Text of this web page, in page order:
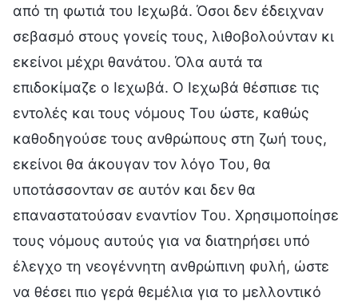
από τη φωτιά του Ιεχωβά. Όσοι δεν έδειχναν
σεβασμό στους γονείς τους, λιθοβολούνταν κι
εκείνοι μέχρι θανάτου. Όλα αυτά τα
επιδοκίμαζε ο Ιεχωβά. Ο Ιεχωβά θέσπισε τις
εντολές και τους νόμους Του ώστε, καθώς
καθοδηγούσε τους ανθρώπους στη ζωή τους,
εκείνοι θα άκουγαν τον λόγο Του, θα
υποτάσσονταν σε αυτόν και δεν θα
επαναστατούσαν εναντίον Του. Χρησιμοποίησε
τους νόμους αυτούς για να διατηρήσει υπό
έλεγχο τη νεογέννητη ανθρώπινη φυλή, ώστε
να θέσει πιο γερά θεμέλια για το μελλοντικό